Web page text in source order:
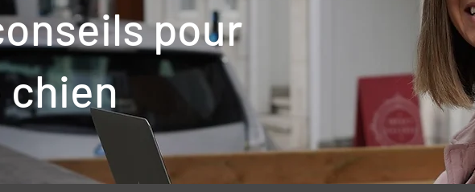
pour
chien